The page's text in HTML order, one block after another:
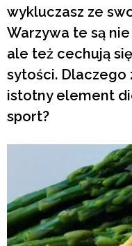
wykluczasz ze
Warzywa te są
ale też cechują
sytości. Dlaczego
istotny element
sport?